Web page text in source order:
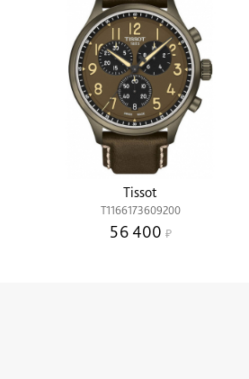
Tissot
T1166173609200
56 400